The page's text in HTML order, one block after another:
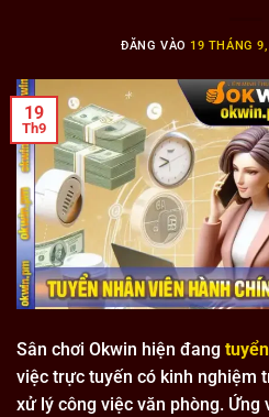
ĐĂNG VÀO 19 THÁNG
19
Th9
Sân chơi Okwin hiện đang
việc trực tuyến có kinh nghiệm
xử lý công việc văn phòng.